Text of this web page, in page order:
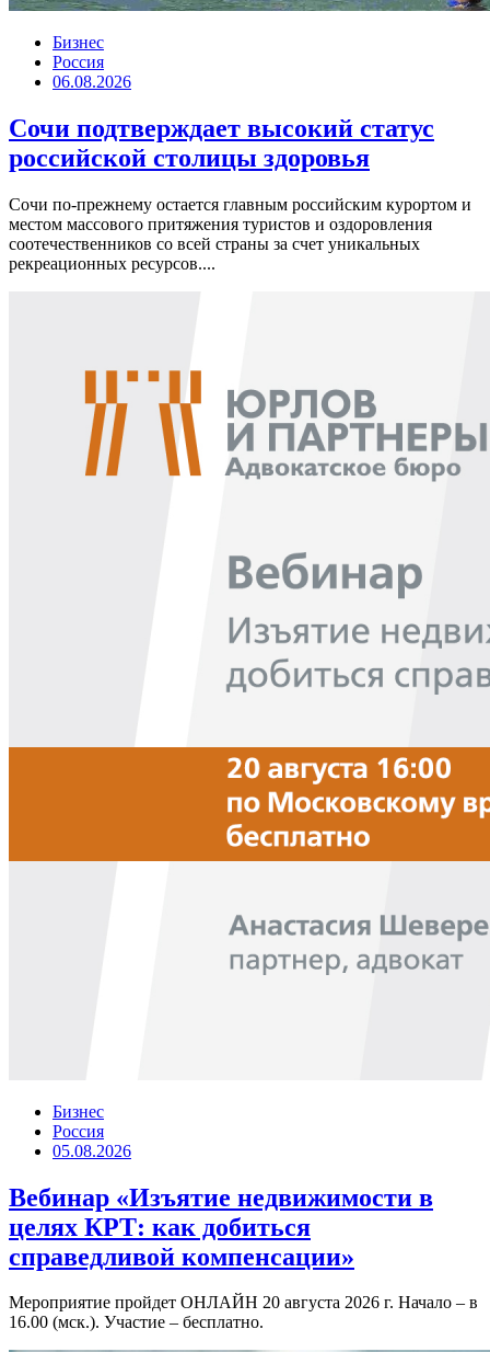
Бизнес
Россия
06.08.2026
Сочи подтверждает высокий статус
российской столицы здоровья
Сочи по-прежнему остается главным российским курортом и
местом массового притяжения туристов и оздоровления
соотечественников со всей страны за счет уникальных
рекреационных ресурсов....
Бизнес
Россия
05.08.2026
Вебинар «Изъятие недвижимости в
целях КРТ: как добиться
справедливой компенсации»
Мероприятие пройдет ОНЛАЙН 20 августа 2026 г. Начало – в
16.00 (мск.). Участие – бесплатно.